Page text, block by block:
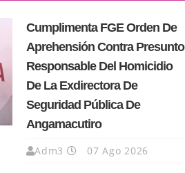
Cumplimenta FGE Orden De
Aprehensión Contra Presunto
Responsable Del Homicidio
De La Exdirectora De
Seguridad Pública De
Angamacutiro
Adm3 07 Ago 2026